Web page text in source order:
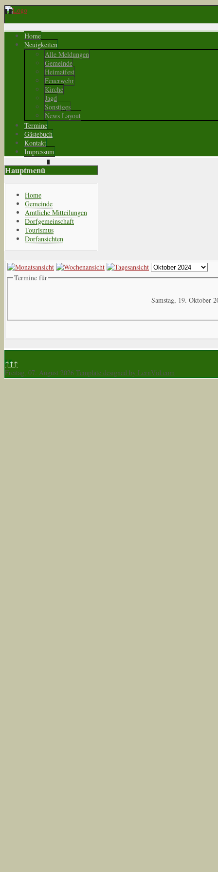
Home
Neuigkeiten
Alle Meldungen
Gemeinde
Heimatfest
Feuerwehr
Kirche
Jagd
Sonstiges
News Layout
Termine
Gästebuch
Kontakt
Impressum
Hauptmenü
Home
Gemeinde
Amtliche Mitteilungen
Dorfgemeinschaft
Tourismus
Dorfansichten
Termine für
Samstag, 19. Oktober
↑↑↑
Freitag, 07. August 2026 Template designed by LernVid.com